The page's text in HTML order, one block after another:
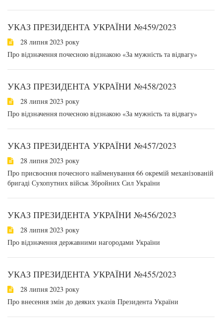
УКАЗ ПРЕЗИДЕНТА УКРАЇНИ №459/2023
28 липня 2023 року
Про відзначення почесною відзнакою «За мужність та відвагу»
УКАЗ ПРЕЗИДЕНТА УКРАЇНИ №458/2023
28 липня 2023 року
Про відзначення почесною відзнакою «За мужність та відвагу»
УКАЗ ПРЕЗИДЕНТА УКРАЇНИ №457/2023
28 липня 2023 року
Про присвоєння почесного найменування 66 окремій механізованій
бригаді Сухопутних військ Збройних Сил України
УКАЗ ПРЕЗИДЕНТА УКРАЇНИ №456/2023
28 липня 2023 року
Про відзначення державними нагородами України
УКАЗ ПРЕЗИДЕНТА УКРАЇНИ №455/2023
28 липня 2023 року
Про внесення змін до деяких указів Президента України